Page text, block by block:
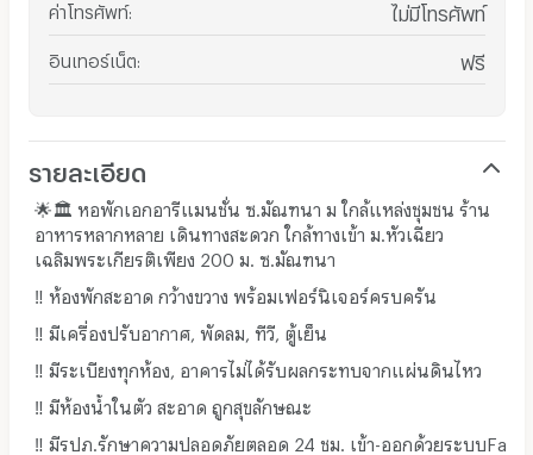
ค่าโทรศัพท์: ไม่มีโทรศัพท์
อินเทอร์เน็ต ฟรี
รายละเอียด
🌟🏛️ หอพักเอกอารีแมนชั่น ซ.มัณฑนา ม ใกล้แหล่งชุมชน ร้าน
อาหารหลากหลาย เดินทางสะดวก ใกล้ทางเข้า ม.หัวเฉียว
เฉลิมพระเกียรติเพียง 200 ม. ซ.มัณฑนา
‼️ ห้องพักสะอาด กว้างขวาง พร้อมเฟอร์นิเจอร์ครบครัน
‼️ มีเครื่องปรับอากาศ, พัดลม, ทีวี, ตู้เย็น
‼️ มีระเบียงทุกห้อง, อาคารไม่ได้รับผลกระทบจากแผ่นดินไหว
‼️ มีห้องน้ำในตัว สะอาด ถูกสุขลักษณะ